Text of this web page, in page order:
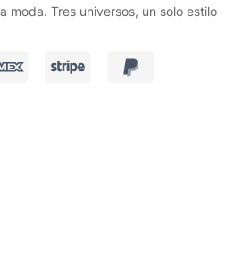
moda. Tres universos, un solo estilo